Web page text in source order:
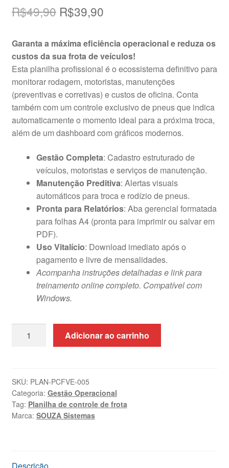
R$49,90 O
original
era:
R$49,90.
R$39,90O
atual
é:
R$39,90.
Garanta a máxima eficiência operacional e reduza os
custos da sua frota de veículos!
Esta planilha profissional é o ecossistema definitivo para
monitorar rodagem, motoristas, manutenções
(preventivas e corretivas) e custos de oficina. Conta
também com um controle exclusivo de pneus que indica
automaticamente o momento ideal para a próxima troca,
além de um dashboard com gráficos modernos.
Gestão Completa: Cadastro estruturado de
veículos, motoristas e serviços de manutenção.
Manutenção Preditiva: Alertas visuais
automáticos para troca e rodízio de pneus.
Pronta para Relatórios: Aba gerencial formatada
para folhas A4 (pronta para imprimir ou salvar em
PDF).
Uso Vitalício: Download imediato após o
pagamento e livre de mensalidades.
Acompanha instruções detalhadas e link para
treinamento online completo. Compatível com
Windows.
Frota
de
Veículos
em
Adicionar ao carrinho
SKU: PLAN-PCFVE-005
Categoria: Gestão Operacional
Tag: Planilha de controle de frota
Marca: SOUZA Sistemas